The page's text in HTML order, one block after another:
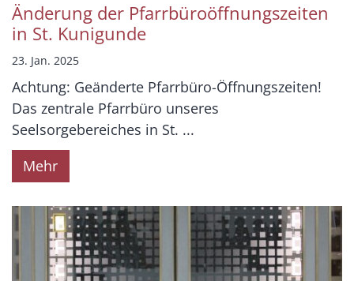
Änderung der Pfarrbüroöffnungszeiten
in St. Kunigunde
23. Jan. 2025
Achtung: Geänderte Pfarrbüro-Öffnungszeiten!
Das zentrale Pfarrbüro unseres
Seelsorgebereiches in St. ...
Mehr